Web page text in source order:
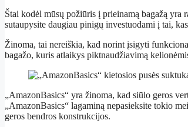
Štai kodėl mūsų požiūris į prieinamą bagažą
sutaupysite daugiau pinigų investuodami į tai,
Žinoma, tai nereiškia, kad norint įsigyti
bagažo, kuris atlaikys piktnaudžiavimą
„AmazonBasics“ yra žinoma, kad siūlo geros
„AmazonBasics“ lagaminą nepasieksite tokio
geros bendros konstrukcijos.